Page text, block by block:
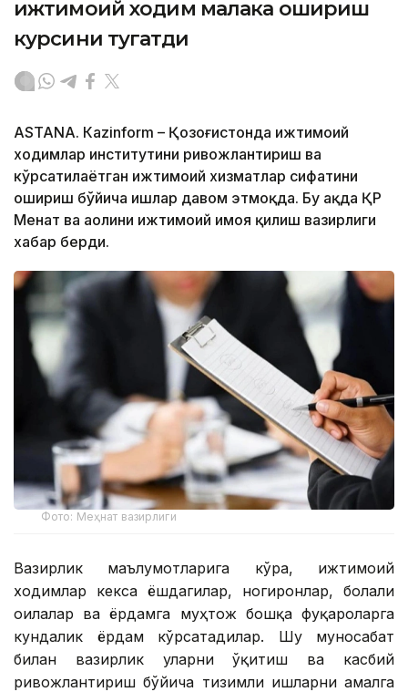
ижтимоий ходим малака ошириш
курсини тугатди
ASTANА. Кazinform – Қозоғистонда ижтимоий
ходимлар институтини ривожлантириш ва
кўрсатилаётган ижтимоий хизматлар сифатини
ошириш бўйича ишлар давом этмоқда. Бу ҳақда ҚР
Меҳнат ва аҳолини ижтимоий ҳимоя қилиш вазирлиги
хабар берди.
Фото: Меҳнат вазирлиги
Вазирлик маълумотларига кўра, ижтимоий
ходимлар кекса ёшдагилар, ногиронлар, болали
оилалар ва ёрдамга муҳтож бошқа фуқароларга
кундалик ёрдам кўрсатадилар. Шу муносабат
билан вазирлик уларни ўқитиш ва касбий
ривожлантириш бўйича тизимли ишларни амалга